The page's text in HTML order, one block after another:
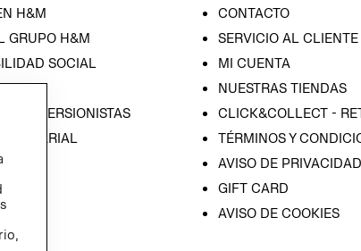
H&M
GRUPO H&M
SOCIAL
INVERSIONISTAS
CONTACTO
SERVICIO AL CLIENTE
MI CUENTA
NUESTRAS TIENDAS
CLICK&COLLECT -
TÉRMINOS Y
AVISO DE PRIVACIDAD
GIFT CARD
AVISO DE COOKIES